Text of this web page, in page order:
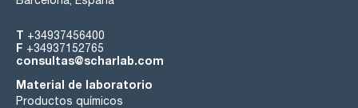
T +34937456400
F +34937152765
consultas@scharlab.com
Material de laboratorio
Productos químicos